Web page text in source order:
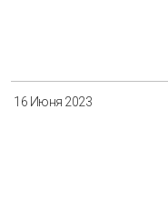
16 Июня 2023